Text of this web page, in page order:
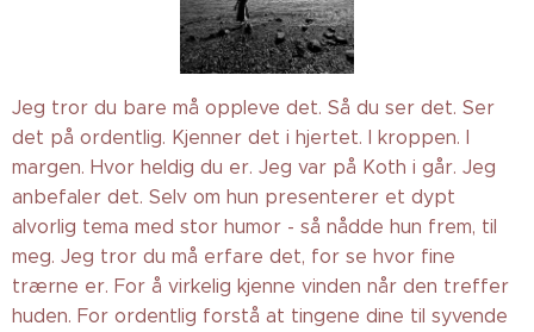
Jeg tror du bare må oppleve det. Så du ser det. Ser
det på ordentlig. Kjenner det i hjertet. I kroppen. I
margen. Hvor heldig du er. Jeg var på Koth i går. Jeg
anbefaler det. Selv om hun presenterer et dypt
alvorlig tema med stor humor - så nådde hun frem, til
meg. Jeg tror du må erfare det, for se hvor fine
trærne er. For å virkelig kjenne vinden når den treffer
huden. For ordentlig forstå at tingene dine til syvende